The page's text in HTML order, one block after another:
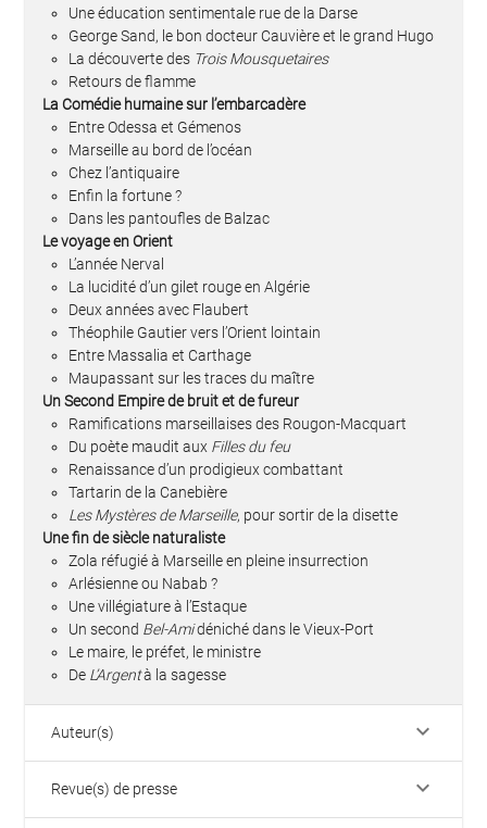
Une éducation sentimentale rue de la Darse
George Sand, le bon docteur Cauvière et le grand Hugo
La découverte des Trois Mousquetaires
Retours de flamme
La Comédie humaine sur l’embarcadère
Entre Odessa et Gémenos
Marseille au bord de l’océan
Chez l’antiquaire
Enfin la fortune ?
Dans les pantoufles de Balzac
Le voyage en Orient
L’année Nerval
La lucidité d’un gilet rouge en Algérie
Deux années avec Flaubert
Théophile Gautier vers l’Orient lointain
Entre Massalia et Carthage
Maupassant sur les traces du maître
Un Second Empire de bruit et de fureur
Ramifications marseillaises des Rougon-Macquart
Du poète maudit aux Filles du feu
Renaissance d’un prodigieux combattant
Tartarin de la Canebière
Les Mystères de Marseille, pour sortir de la disette
Une fin de siècle naturaliste
Zola réfugié à Marseille en pleine insurrection
Arlésienne ou Nabab ?
Une villégiature à l’Estaque
Un second Bel-Amidéniché dans le Vieux-Port
Le maire, le préfet, le ministre
De L’Argentà la sagesse
Auteur(s) keyboard_arrow_down
Revue(s) de presse keyboard_arrow_down